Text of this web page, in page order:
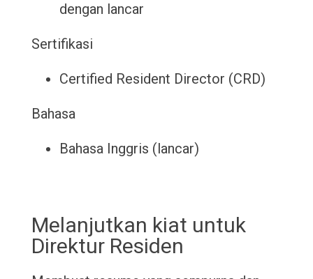
dengan lancar
Sertifikasi
Certified Resident Director (CRD)
Bahasa
Bahasa Inggris (lancar)
Melanjutkan kiat untuk
Direktur Residen